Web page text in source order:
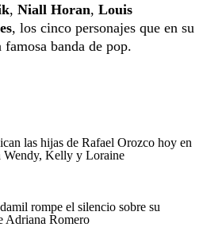
, Niall Horan, Louis
, los cinco personajes que en su
banda de pop.
las hijas de Rafael Orozco hoy en
Wendy, Kelly y Loraine
rompe el silencio sobre su
Adriana Romero